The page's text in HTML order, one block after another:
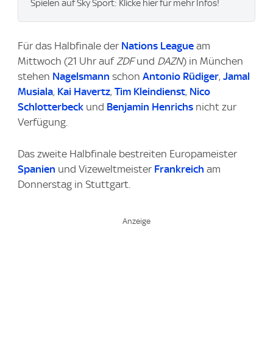
Spielen auf Sky Sport: Klicke hier für mehr Infos!
Für das Halbfinale der Nations League am
Mittwoch (21 Uhr auf ZDFund DAZN) in München
stehen Nagelsmann schon Antonio Rüdiger, Jamal
Musiala, Kai Havertz, Tim Kleindienst, Nico
Schlotterbeck und Benjamin Henrichs nicht zur
Verfügung.
Das zweite Halbfinale bestreiten Europameister
Spanien und Vizeweltmeister Frankreich am
Donnerstag in Stuttgart.